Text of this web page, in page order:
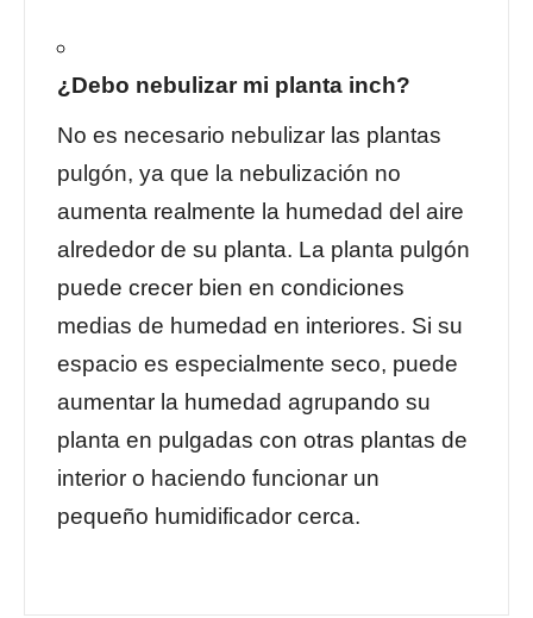
¿Debo nebulizar mi planta inch?
No es necesario nebulizar las plantas
pulgón, ya que la nebulización no
aumenta realmente la humedad del aire
alrededor de su planta. La planta pulgón
puede crecer bien en condiciones
medias de humedad en interiores. Si su
espacio es especialmente seco, puede
aumentar la humedad agrupando su
planta en pulgadas con otras plantas de
interior o haciendo funcionar un
pequeño humidificador cerca.